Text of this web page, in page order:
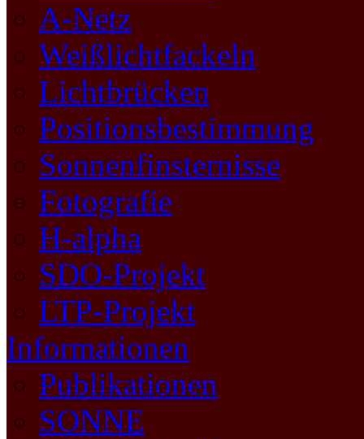
A-Netz
Weißlichtfackeln
Lichtbrücken
Positionsbestimmung
Sonnenfinsternisse
Fotografie
H-alpha
SDO-Projekt
LTP-Projekt
Informationen
Publikationen
SONNE